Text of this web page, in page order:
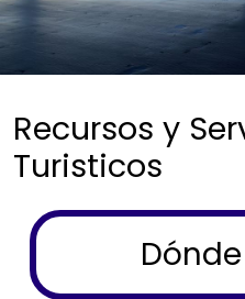
Recursos y
Turisticos
Menu buscador
Dónde